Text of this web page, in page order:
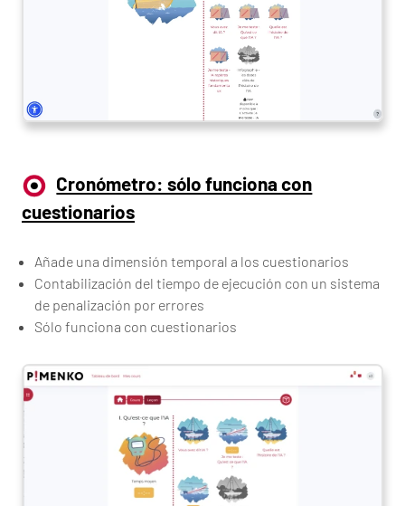
Cronómetro: sólo funciona con
cuestionarios
Añade una dimensión temporal a los cuestionarios
Contabilización del tiempo de ejecución con un sistema
de penalización por errores
Sólo funciona con cuestionarios